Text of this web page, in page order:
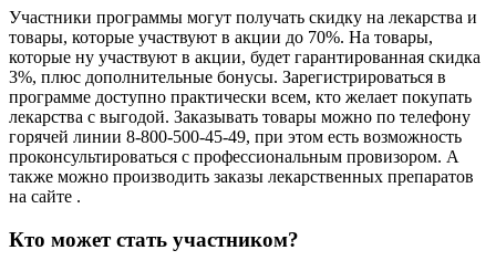
Участники программы могут получать скидку на лекарства и
товары, которые участвуют в акции до 70%. На товары,
которые ну участвуют в акции, будет гарантированная скидка
3%, плюс дополнительные бонусы. Зарегистрироваться в
программе доступно практически всем, кто желает покупать
лекарства с выгодой. Заказывать товары можно по телефону
горячей линии 8-800-500-45-49, при этом есть возможность
проконсультироваться с профессиональным провизором. А
также можно производить заказы лекарственных препаратов
на сайте .
Кто может стать участником?